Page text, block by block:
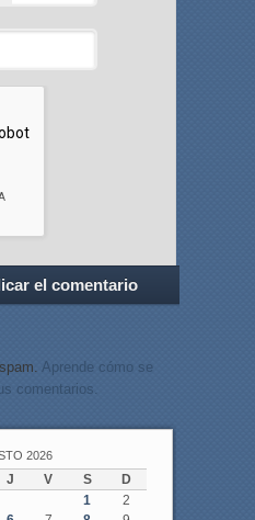
Aprende cómo se
comentarios.
2026
J V S
D
1
2